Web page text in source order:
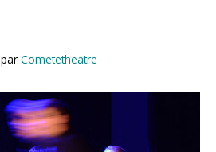
par Cometetheatre